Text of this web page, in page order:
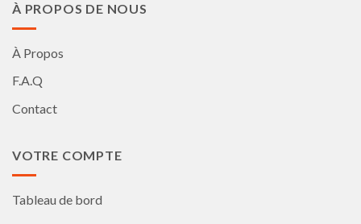
À PROPOS DE NOUS
À Propos
F.A.Q
Contact
VOTRE COMPTE
Tableau de bord